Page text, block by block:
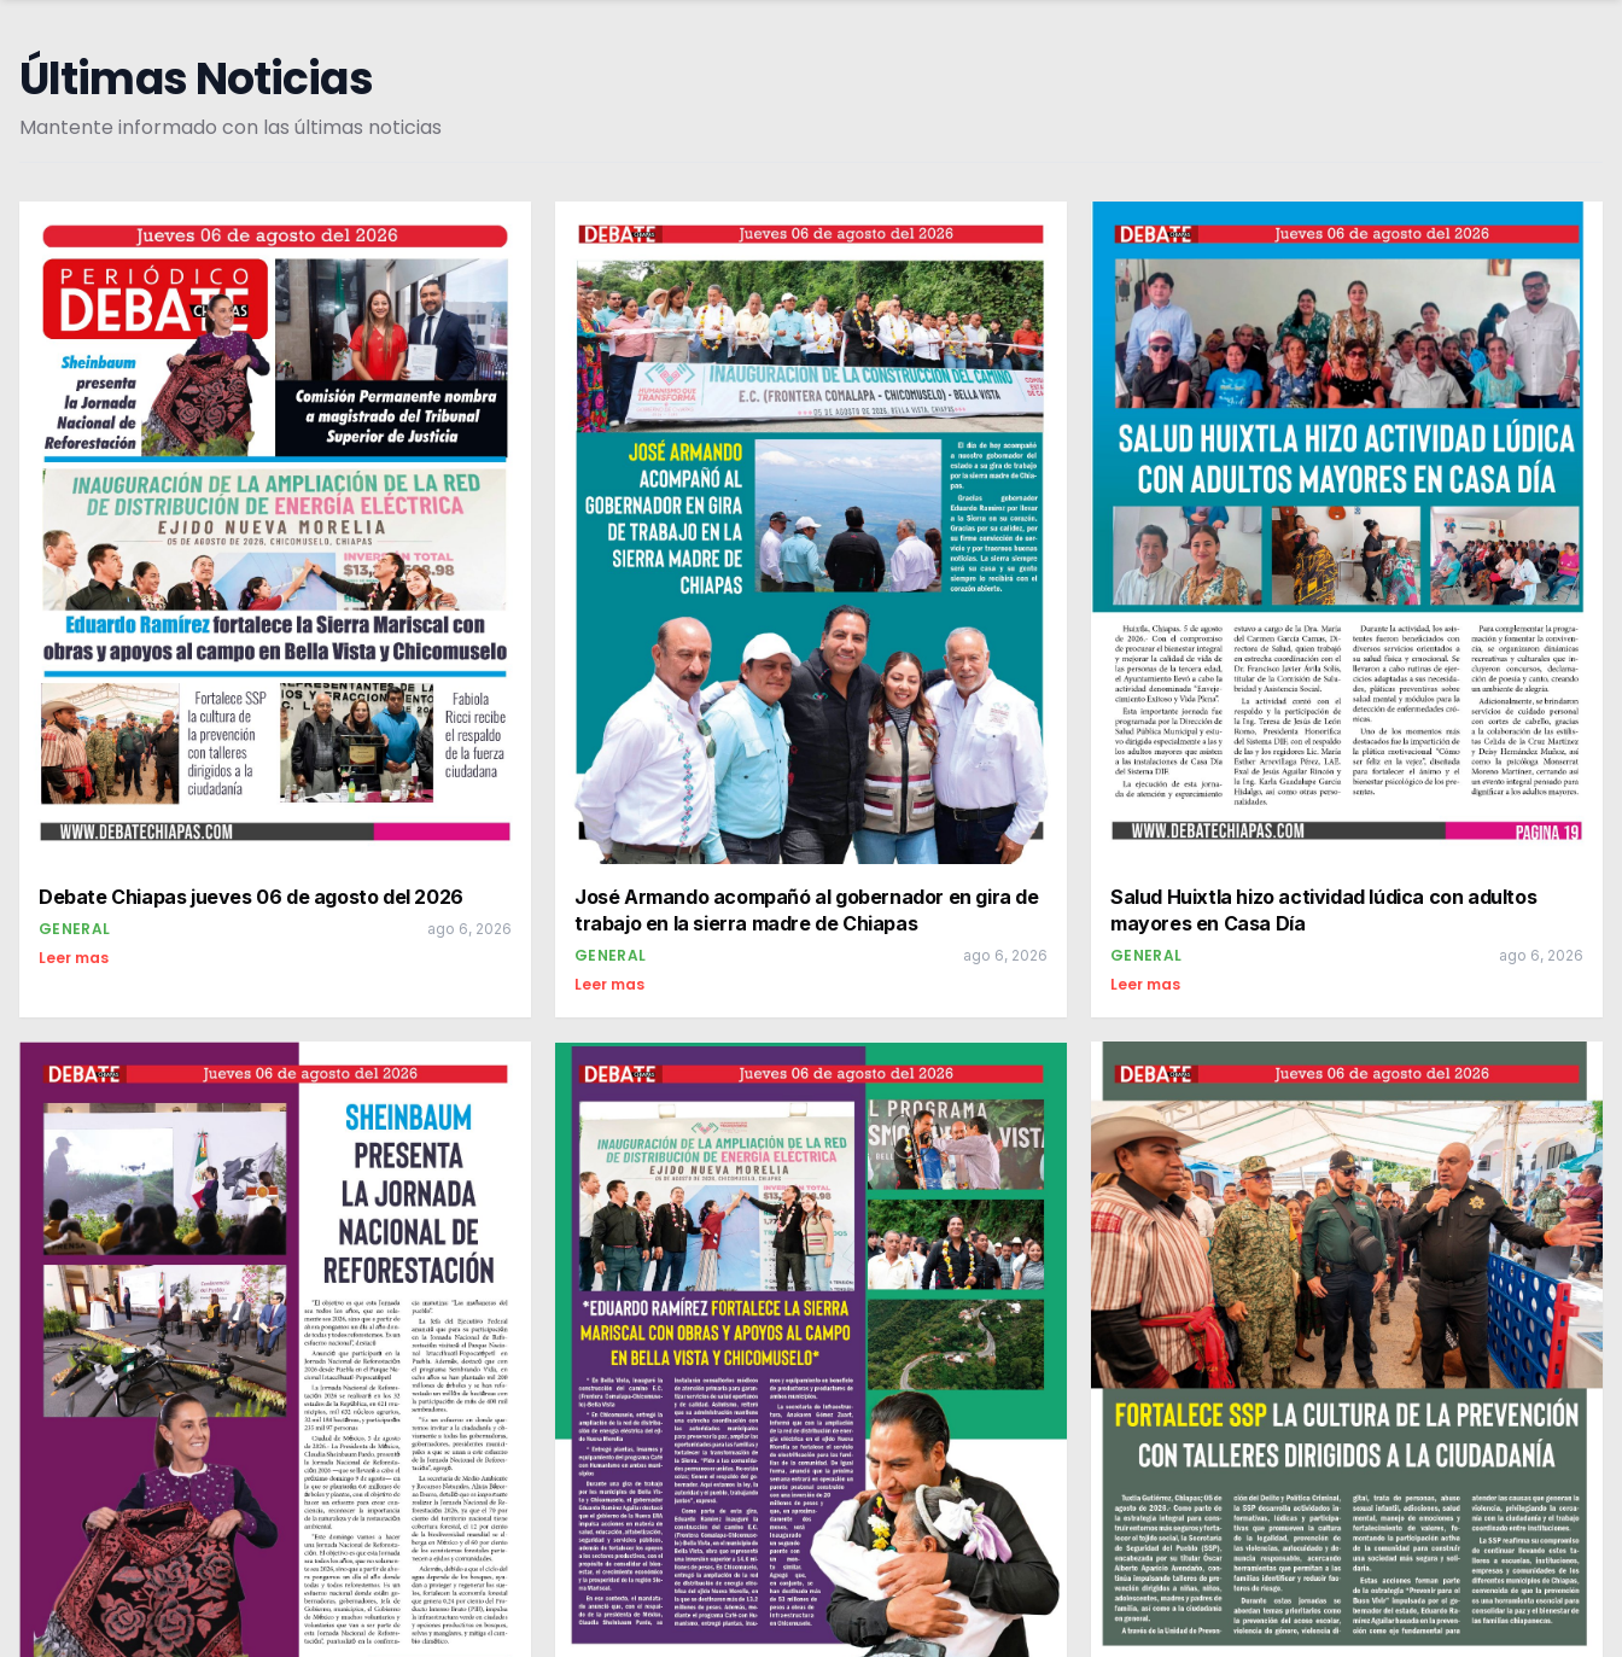
Últimas Noticias
Mantente informado con las últimas noticias
Debate Chiapas jueves 06 de agosto del 2026
GENERAL ago 6, 2026
Leer mas
José Armando acompañó al gobernador en gira de
trabajo en la sierra madre de Chiapas
GENERAL ago 6, 2026
Leer mas
Salud Huixtla hizo actividad lúdica con adultos
mayores en Casa Día
GENERAL ago 6, 2026
Leer mas